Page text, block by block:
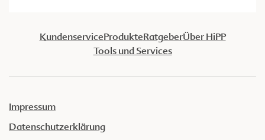
KundenserviceProdukteRatgeberÜber HiPP
Tools und Services
Impressum
Datenschutzerklärung